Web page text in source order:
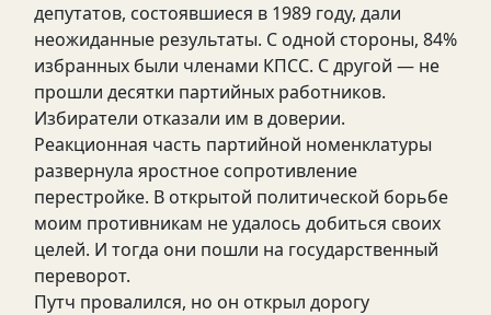
депутатов, состоявшиеся в 1989 году, дали
неожиданные результаты. С одной стороны, 84%
избранных были членами КПСС. С другой — не
прошли десятки партийных работников.
Избиратели отказали им в доверии.
Реакционная часть партийной номенклатуры
развернула яростное сопротивление
перестройке. В открытой политической борьбе
моим противникам не удалось добиться своих
целей. И тогда они пошли на государственный
переворот.
Путч провалился, но он открыл дорогу